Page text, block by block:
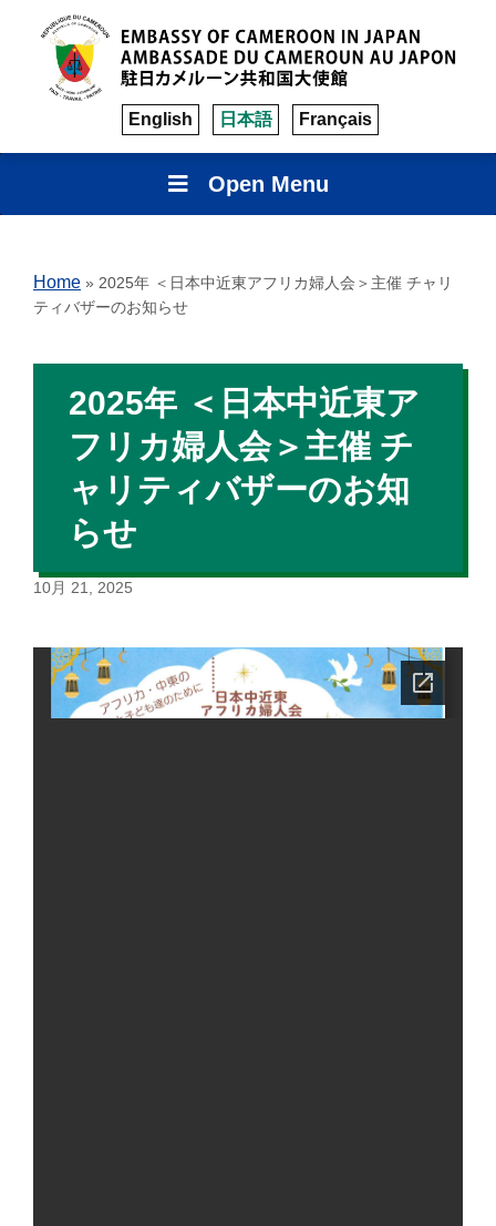
English 日本語 Français
Open Menu
Home » 2025年 ＜日本中近東アフリカ婦人会＞主催 チャリ
ティバザーのお知らせ
2025年 ＜日本中近東ア
フリカ婦人会＞主催 チ
ャリティバザーのお知
らせ
10月 21, 2025